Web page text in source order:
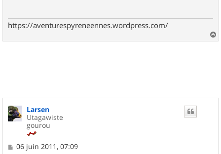
https://aventurespyreneennes.wordpress.com/
a
Larsen
Utagawiste
gourou
M
06 juin 2011, 07:09